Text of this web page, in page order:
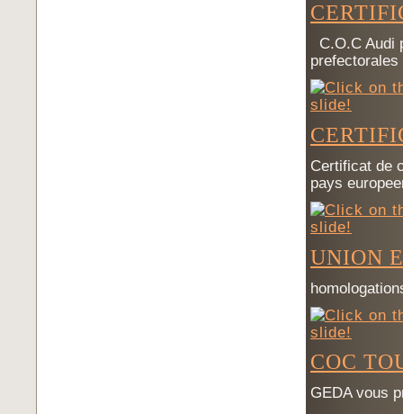
C.O.C Audi
prefectorales
Certificat de
pays
UNION
COC
GEDA vous